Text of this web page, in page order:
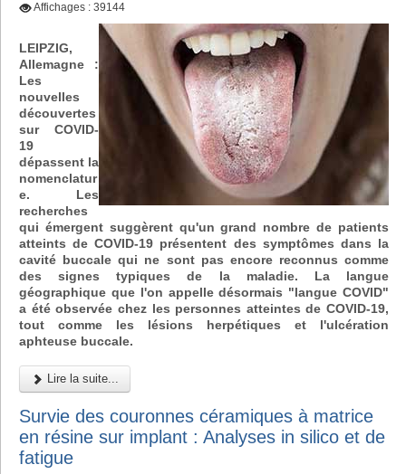
Affichages : 39144
LEIPZIG,
Allemagne :
Les
nouvelles
découvertes
sur COVID-
19
dépassent la
nomenclatur
e. Les
recherches
qui émergent suggèrent qu'un grand nombre de patients
atteints de COVID-19 présentent des symptômes dans la
cavité buccale qui ne sont pas encore reconnus comme
des signes typiques de la maladie. La langue
géographique que l'on appelle désormais "langue COVID"
a été observée chez les personnes atteintes de COVID-19,
tout comme les lésions herpétiques et l'ulcération
aphteuse buccale.
Lire la suite...
Survie des couronnes céramiques à matrice
en résine sur implant : Analyses in silico et de
fatigue